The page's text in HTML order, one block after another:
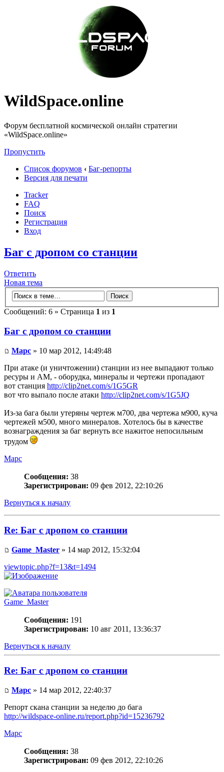
WildSpace.online
Форум бесплатной космической онлайн стратегии
«WildSpace.online»
Пропустить
Список форумов ‹ Баг-репорты
Версия для печати
Tracker
FAQ
Поиск
Регистрация
Вход
Баг с дропом со станции
Ответить
Новая тема
Сообщений: 6 » Страница 1 из 1
Баг с дропом со станции
Mapc » 10 мар 2012, 14:49:48
При атаке (и уничтожении) станции из нее выпадают только
ресуры и АМ, - оборудка, минералы и чертежи пропадают
вот станция http://clip2net.com/s/1G5GR
вот что выпало после атаки http://clip2net.com/s/1G5JQ
Из-за бага были утеряны чертеж м700, два чертежа м900, куча
чертежей м500, много минералов. Хотелось бы в качестве
вознаграждения за баг вернуть все нажитое непосильным
трудом
Mapc
Сообщения: 38
Зарегистрирован: 09 фев 2012, 22:10:26
Вернуться к началу
Re: Баг с дропом со станции
Game_Master » 14 мар 2012, 15:32:04
viewtopic.php?f=13&t=1494
Game_Master
Сообщения: 191
Зарегистрирован: 10 авг 2011, 13:36:37
Вернуться к началу
Re: Баг с дропом со станции
Mapc » 14 мар 2012, 22:40:37
Репорт скана станции за неделю до бага
http://wildspace-online.ru/report.php?id=15236792
Mapc
Сообщения: 38
Зарегистрирован: 09 фев 2012, 22:10:26